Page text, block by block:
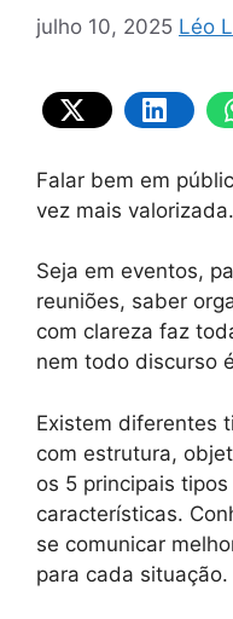
julho 10, 2025 Léo
Falar bem em
vez mais valorizada.
Seja em eventos,
reuniões, saber
com clareza faz
nem todo discurso
Existem diferentes
com estrutura,
os 5 principais
características.
se comunicar
para cada situação.